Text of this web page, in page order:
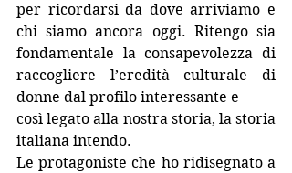
per ricordarsi da dove arriviamo e
chi siamo ancora oggi. Ritengo sia
fondamentale la consapevolezza di
raccogliere l’eredità culturale di
donne dal profilo interessante e
così legato alla nostra storia, la storia
italiana intendo.
Le protagoniste che ho ridisegnato a